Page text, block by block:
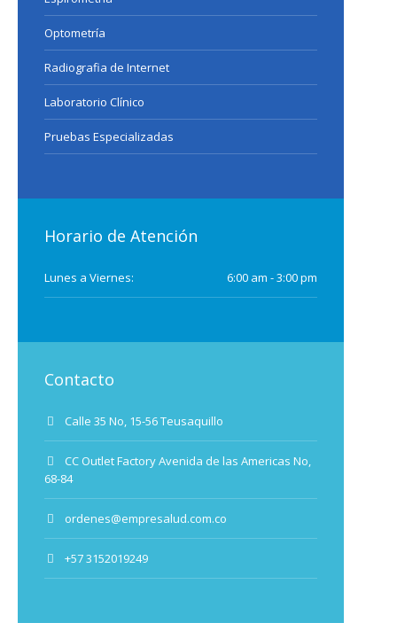
Optometría
Radiografia de Internet
Laboratorio Clínico
Pruebas Especializadas
Horario de Atención
Lunes a Viernes: 6:00 am - 3:00 pm
Contacto
Calle 35 No, 15-56 Teusaquillo
CC Outlet Factory Avenida de las Americas No,
68-84
ordenes@empresalud.com.co
+57 3152019249